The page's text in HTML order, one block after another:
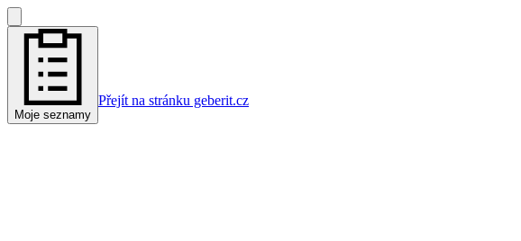
Moje seznamy
Přejít na stránku geberit.cz